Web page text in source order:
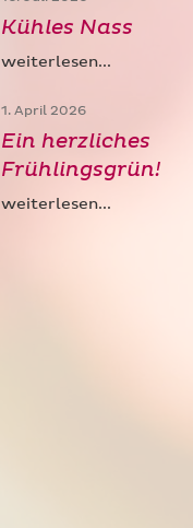
Kühles Nass
weiterlesen...
1. April 2026
Ein herzliches
Frühlingsgrün!
weiterlesen...